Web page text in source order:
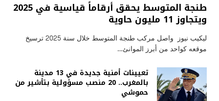
طنجة المتوسط يحقق أرقاماً قياسية في 2025
ويتجاوز 11 مليون حاوية
ليكيب نيوز واصل مركب طنجة المتوسط خلال سنة 2025 ترسيخ
موقعه كواحد من أبرز الموانئ…
تعيينات أمنية جديدة في 13 مدينة
بالمغرب.. 20 منصب مسؤولية بتأشير من
حموشي